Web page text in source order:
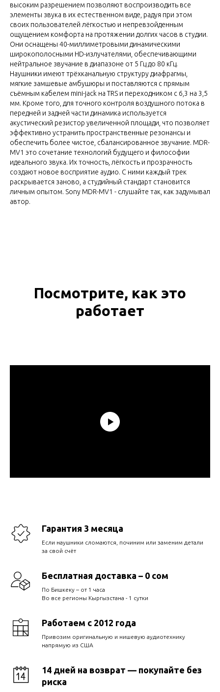
высоким разрешением позволяют воспроизводить все
элементы звука в их естественном виде, радуя при этом
своих пользователей лёгкостью и непревзойденным
ощущением комфорта на протяжении долгих часов в студии.
Они оснащены 40-миллиметровыми динамическими
широкополосными HD-излучателями, обеспечивающими
нейтральное звучание в диапазоне от 5 Гц до 80 кГц.
Наушники имеют трёхканальную структуру диафрагмы,
мягкие замшевые амбушюры и поставляются с прямым
съёмным кабелем mini-jack на TRS и переходником с 6,3 на 3,5
мм. Кроме того, для точного контроля воздушного потока в
передней и задней части динамика используется
акустический резистор увеличенной площади, что позволяет
эффективно устранить пространственные резонансы и
обеспечить более чистое, сбалансированное звучание. MDR-
MV1 это сочетание технологий будущего и философии
идеального звука. Их точность, лёгкость и прозрачность
создают новое восприятие аудио. С ними каждый трек
раскрывается заново, а студийный стандарт становится
личным опытом. Sony MDR-MV1 - слушайте так, как задумывал
автор.
Посмотрите, как это
работает
Гарантия 3 месяца
Если наушники сломаются, починим или заменим детали
за свой счёт
Бесплатная доставка – 0 сом
По Бишкеку – от 1 часа
Во все регионы Кыргызстана - 1 сутки
Работаем с 2012 года
Привозим оригинальную и нишевую аудиотехнику
напрямую из США
14 дней на возврат — покупайте без
риска